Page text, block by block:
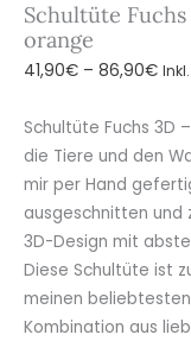
Schultüte
orange
41,90€ – 86,90€
bis
Schultüte Fuchs 3D
die Tiere und den
mir per Hand
ausgeschnitten und
3D-Design mit
Diese Schultüte ist
meinen
Kombination aus